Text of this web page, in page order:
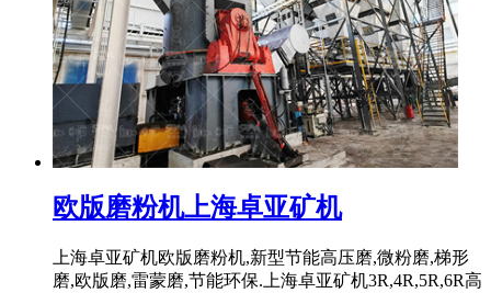
欧版磨粉机上海卓亚矿机
上海卓亚矿机欧版磨粉机,新型节能高压磨,微粉磨,梯形
磨,欧版磨,雷蒙磨,节能环保.上海卓亚矿机3R,4R,5R,6R高